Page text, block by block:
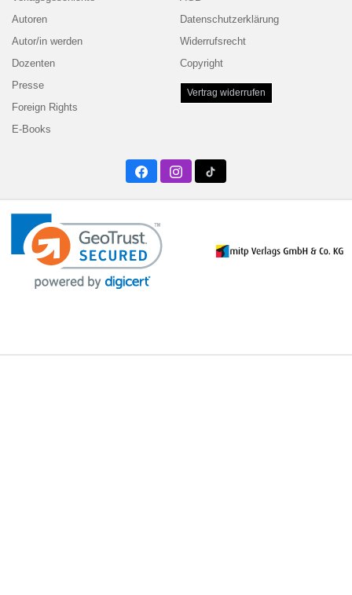
Autoren
Autor/in werden
Dozenten
Presse
Foreign Rights
E-Books
Datenschutzerklärung
Widerrufsrecht
Copyright
Vertrag widerrufen
FacebookInstagramTwitter